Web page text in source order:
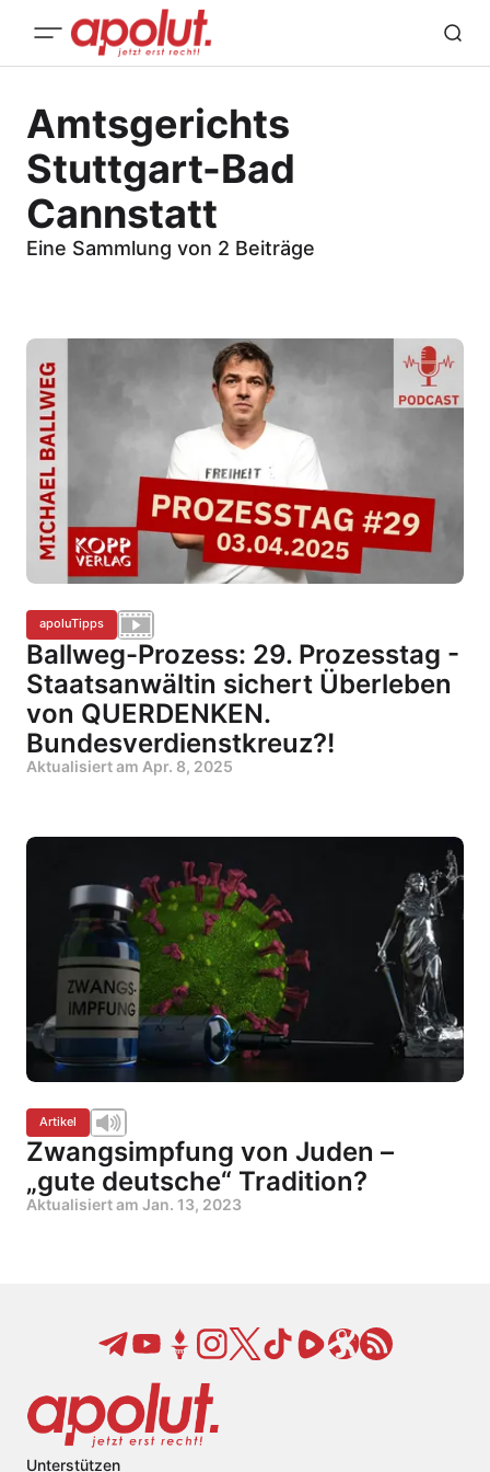
Amtsgerichts
Stuttgart-Bad
Cannstatt
Eine Sammlung von 2 Beiträge
apoluTipps
Ballweg-Prozess: 29. Prozesstag -
Staatsanwältin sichert Überleben
von QUERDENKEN.
Bundesverdienstkreuz?!
Aktualisiert am Apr. 8, 2025
Artikel
Zwangsimpfung von Juden –
„gute deutsche“ Tradition?
Aktualisiert am Jan. 13, 2023
Unterstützen